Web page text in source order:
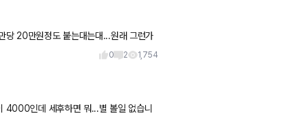
0 2 1,754